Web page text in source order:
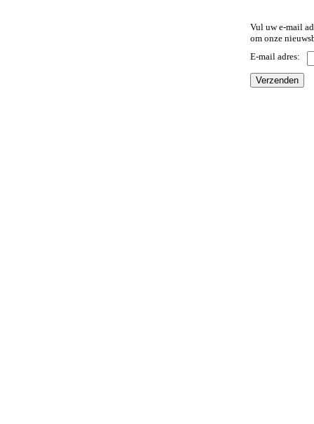
Vul uw e-mail
om onze
E-mail adres: